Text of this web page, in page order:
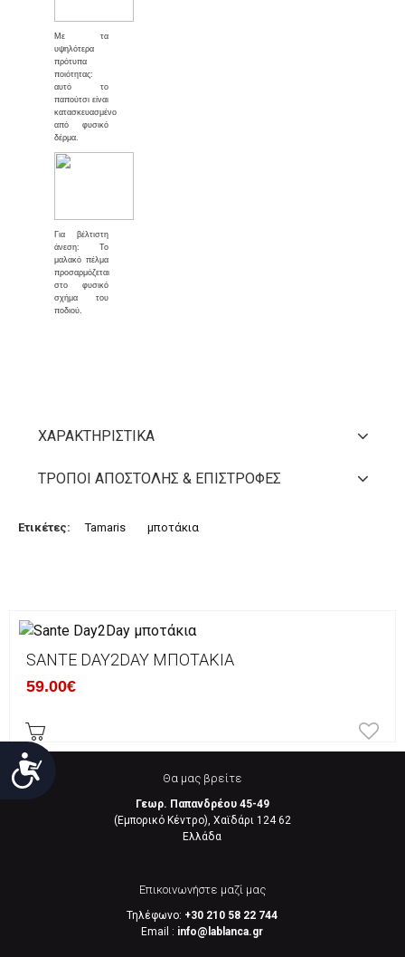
Προσιτότητα
Με τα
υψηλότερα
πρότυπα
ποιότητας:
αυτό το
παπούτσι είναι
κατασκευασμένο
από φυσικό
δέρμα.
Για βέλτιστη
άνεση: Το
μαλακό πέλμα
προσαρμόζεται
στο φυσικό
σχήμα του
ποδιού.
ΧΑΡΑΚΤΗΡΙΣΤΙΚΆ
ΤΡΌΠΟΙ ΑΠΟΣΤΟΛΉΣ & ΕΠΙΣΤΡΟΦΈΣ
Ετικέτες: Tamaris μποτάκια
SANTE DAY2DAY ΜΠΟΤΆΚΙΑ
59.00€
Θα μας βρείτε
Γεωρ. Παπανδρέου 45-49
(Εμπορικό Κέντρο), Χαϊδάρι 124 62
Eλλάδα
Επικοινωνήστε μαζί μας
Τηλέφωνο: +30 210 58 22 744
Email : info@lablanca.gr